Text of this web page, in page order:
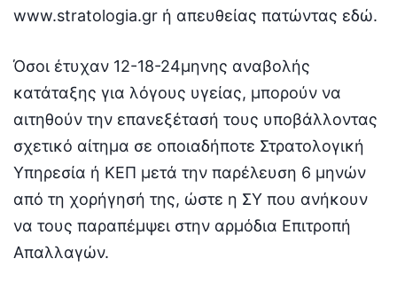
www.stratologia.gr ή απευθείας πατώντας εδώ.
Όσοι έτυχαν 12-18-24μηνης αναβολής
κατάταξης για λόγους υγείας, μπορούν να
αιτηθούν την επανεξέτασή τους υποβάλλοντας
σχετικό αίτημα σε οποιαδήποτε Στρατολογική
Υπηρεσία ή ΚΕΠ μετά την παρέλευση 6 μηνών
από τη χορήγησή της, ώστε η ΣΥ που ανήκουν
να τους παραπέμψει στην αρμόδια Επιτροπή
Απαλλαγών.